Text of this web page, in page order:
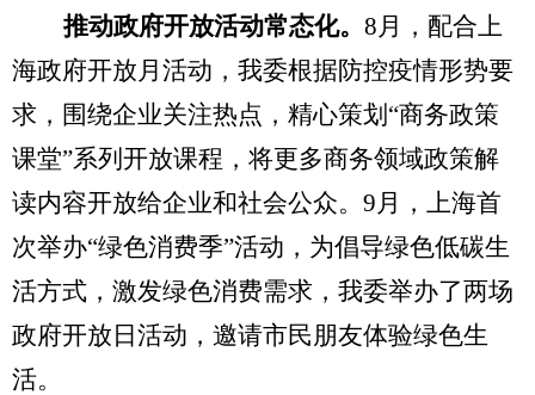
推动政府开放活动常态化。 8月，配合上
海政府开放月活动，我委根据防控疫情形势要
求，围绕企业关注热点，精心策划 “商务政策
课堂”系列开放课程，将更多商务领域政策解
读内容开放给企业和社会公众。9月，上海首
次举办“绿色消费季”活动，为倡导绿色低碳生
活方式，激发绿色消费需求， 我委举办了两场
政府开放日活动，邀请市民朋友体验绿色生
活。